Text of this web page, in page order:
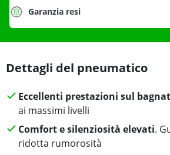
Garanzia resi
Dettagli del pneumatico
Eccellenti prestazioni sul
ai massimi livelli
Comfort e silenziosità elevati.
ridotta rumorosità